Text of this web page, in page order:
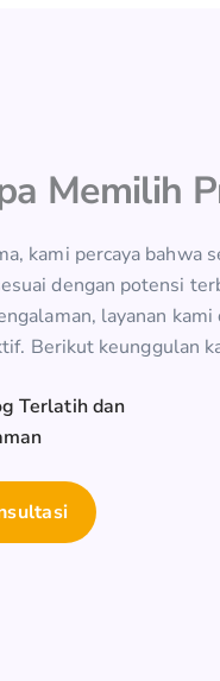
Memilih
kami percaya bahwa
dengan potensi
layanan
Berikut keunggulan
Terlatih dan